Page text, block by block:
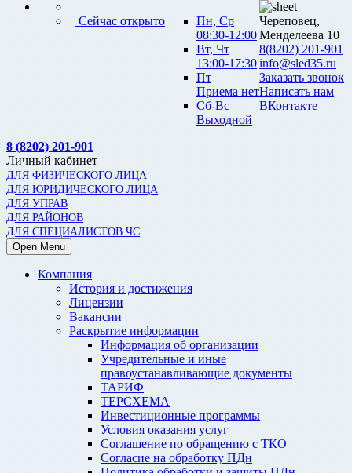
Сейчас открыто
Пн, Ср
08:30-12:00
Вт, Чт
13:00-17:30
Пт
Приема нет
Сб-Вс
Выходной
Череповец,
Менделеева 10
8(8202) 201-901
info@sled35.ru
Заказать звонок
Написать нам
ВКонтакте
8 (8202) 201-901
Личный кабинет
ДЛЯ ФИЗИЧЕСКОГО ЛИЦА
ДЛЯ ЮРИДИЧЕСКОГО ЛИЦА
ДЛЯ УПРАВ
ДЛЯ РАЙОНОВ
ДЛЯ СПЕЦИАЛИСТОВ ЧС
Open Menu
Компания
История и достижения
Лицензии
Вакансии
Раскрытие информации
Информация об организации
Учредительные и иные
правоустанавливающие документы
ТАРИФ
ТЕРСХЕМА
Инвестиционные программы
Условия оказания услуг
Соглашение по обращению с ТКО
Согласие на обработку ПДн